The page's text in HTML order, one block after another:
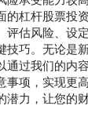
杠杆股票投
评估风险、设
技巧。无论是
通过我们的内
事项，实现更
潜力，让您的